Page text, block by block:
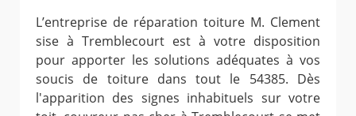
L’entreprise de réparation toiture M. Clement
sise à Tremblecourt est à votre disposition
pour apporter les solutions adéquates à vos
soucis de toiture dans tout le 54385. Dès
l'apparition des signes inhabituels sur votre